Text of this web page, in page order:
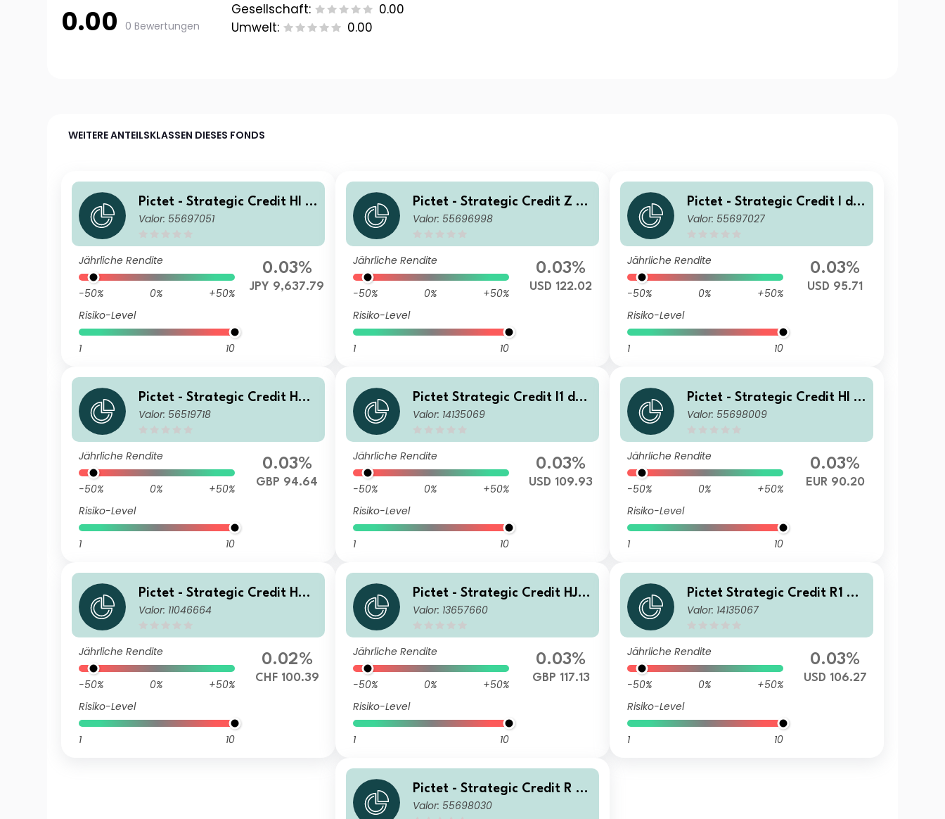
0.00 0 Bewertungen
Gesellschaft:
0.00
Umwelt:
0.00
WEITERE ANTEILSKLASSEN DIESES FONDS
Pictet - Strategic Credit HI J
PY Acc
Valor: 55697051
Jährliche Rendite
-50% 0%
+50%
Risiko-Level
1 10
0.03%
JPY 9,637.79
Pictet - Strategic Credit Z U
SD Acc
Valor: 55696998
Jährliche Rendite
-50% 0%
+50%
Risiko-Level
1 10
0.03%
USD 122.02
Pictet - Strategic Credit I dy
USD Inc
Valor: 55697027
Jährliche Rendite
-50% 0%
+50%
Risiko-Level
1 10
0.03%
USD 95.71
Pictet - Strategic Credit HE d
m GBP Inc
Valor: 56519718
Jährliche Rendite
-50% 0%
+50%
Risiko-Level
1 10
0.03%
GBP 94.64
Pictet Strategic Credit I1 dm
USD
Valor: 14135069
Jährliche Rendite
-50% 0%
+50%
Risiko-Level
1 10
0.03%
USD 109.93
Pictet - Strategic Credit HI d
y EUR Acc
Valor: 55698009
Jährliche Rendite
-50% 0%
+50%
Risiko-Level
1 10
0.03%
EUR 90.20
Pictet - Strategic Credit HZ
CHF
Valor: 11046664
Jährliche Rendite
-50% 0%
+50%
Risiko-Level
1 10
0.02%
CHF 100.39
Pictet - Strategic Credit HJ
GBP
Valor: 13657660
Jährliche Rendite
-50% 0%
+50%
Risiko-Level
1 10
0.03%
GBP 117.13
Pictet Strategic Credit R1 dm
USD
Valor: 14135067
Jährliche Rendite
-50% 0%
+50%
Risiko-Level
1 10
0.03%
USD 106.27
Pictet - Strategic Credit R U
SD Acc
Valor: 55698030